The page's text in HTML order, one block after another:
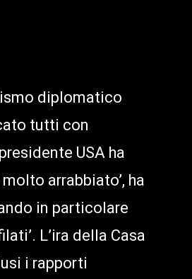
diplomatico
tutti con
USA ha
arrabbiato’, ha
in particolare
L’ira della Casa
i rapporti